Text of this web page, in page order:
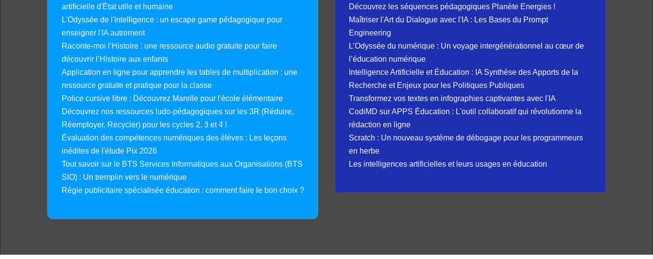
artificielle d'État utile et humaine
L'Odyssée de l'Intelligence : un escape game pédagogique pour
enseigner l'IA autrement
Raconte-moi l’Histoire : une ressource audio gratuite pour faire
découvrir l’Histoire aux enfants
Application en ligne pour apprendre les tables de multiplication : une
ressource gratuite et pratique pour la classe
Police cursive libre : Découvrez Marelle pour l'école élémentaire
Découvrez nos ressources ludo-pédagogiques sur les 3R (Réduire,
Réemployer, Recycler) pour les cycles 2, 3 et 4 !
Évaluation des compétences numériques des élèves : Les leçons
inédites de l'étude Pix 2026
Tout savoir sur le BTS Services Informatiques aux Organisations (BTS
SIO) : Un tremplin vers le numérique
Régie publicitaire spécialisée éducation : comment faire le bon choix ?
Découvrez les séquences pédagogiques Planète Energies !
Maîtriser l'Art du Dialogue avec l'IA : Les Bases du Prompt
Engineering
L’Odyssée du numérique : Un voyage intergénérationnel au cœur de
l’éducation numérique
Intelligence Artificielle et Éducation : IA Synthèse des Apports de la
Recherche et Enjeux pour les Politiques Publiques
Transformez vos textes en infographies captivantes avec l'IA
CodiMD sur APPS Éducation : L'outil collaboratif qui révolutionne la
rédaction en ligne
Scratch : Un nouveau système de débogage pour les programmeurs
en herbe
Les intelligences artificielles et leurs usages en éducation